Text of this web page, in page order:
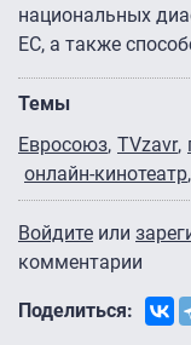
национальных
ЕС, а также
Темы
Евросоюз TVzavr
онлайн-кинотеатр
Войдите или
комментарии
Поделиться: